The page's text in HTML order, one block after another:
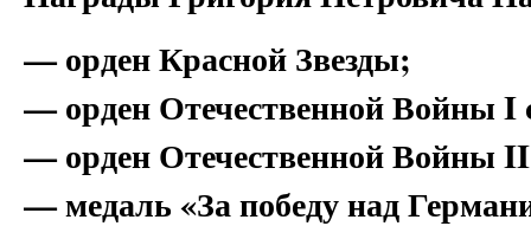
— орден Красной Звезды;
— орден Отечественной Войны I
— орден Отечественной Войны II
— медаль «За победу над